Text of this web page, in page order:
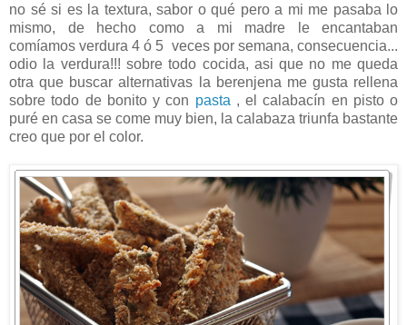
no sé si es la textura, sabor o qué pero a mi me pasaba lo
mismo, de hecho como a mi madre le encantaban
comíamos verdura 4 ó 5 veces por semana, consecuencia...
odio la verdura!!! sobre todo cocida, asi que no me queda
otra que buscar alternativas la berenjena me gusta rellena
sobre todo de bonito y con pasta , el calabacín en pisto o
puré en casa se come muy bien, la calabaza triunfa bastante
creo que por el color.